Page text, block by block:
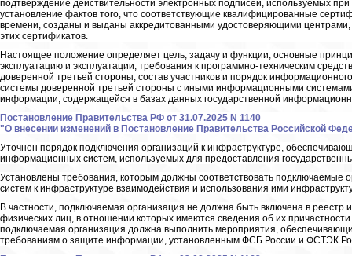
подтверждение действительности электронных подписей, используемых
установление фактов того, что соответствующие квалифицированные
времени, созданы и выданы аккредитованными удостоверяющими центрами,
этих сертификатов.
Настоящее положение определяет цель, задачу и функции, основные
эксплуатацию и эксплуатации, требования к программно-техническим
доверенной третьей стороны, состав участников и порядок
системы доверенной третьей стороны с иными информационными
информации, содержащейся в базах данных государственной
Постановление Правительства РФ от 31.07.2025 N 1140
"О внесении изменений в Постановление Правительства Российской
Уточнен порядок подключения организаций к инфраструктуре,
информационных систем, используемых для предоставления
Установлены требования, которым должны соответствовать
систем к инфраструктуре взаимодействия и использования ими
В частности, подключаемая организация не должна быть включена в реестр
физических лиц, в отношении которых имеются сведения об их
подключаемая организация должна выполнить мероприятия,
требованиям о защите информации, установленным ФСБ России и ФСТЭК